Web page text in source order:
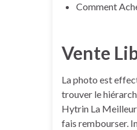
Comment
Vente
La photo est
trouver le
Hytrin La
fais rembourser.